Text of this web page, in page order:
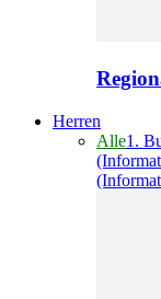
Herren
Alle1.